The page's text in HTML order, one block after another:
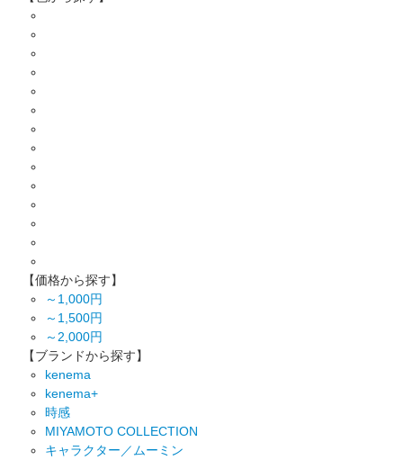
【価格から探す】
～1,000円
～1,500円
～2,000円
【ブランドから探す】
kenema
kenema+
時感
MIYAMOTO COLLECTION
キャラクター／ムーミン